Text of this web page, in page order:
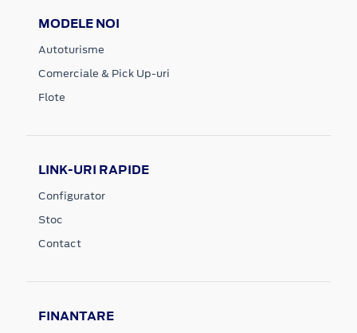
MODELE NOI
Autoturisme
Comerciale & Pick Up-uri
Flote
LINK-URI RAPIDE
Configurator
Stoc
Contact
FINANTARE